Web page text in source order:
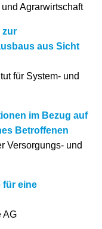
Agrarwirtschaft
zur
aus Sicht
für System- und
im Bezug auf
Betroffenen
Versorgungs- und
für eine
AG